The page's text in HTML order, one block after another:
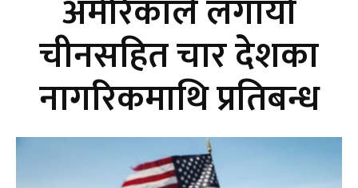
अमेरिकाले लगायो
चीनसहित चार देशका
नागरिकमाथि प्रतिबन्ध